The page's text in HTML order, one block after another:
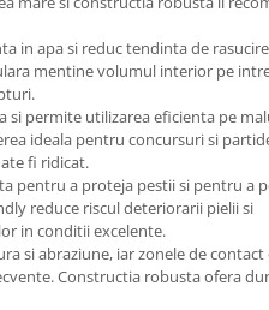
in apa si reduc tendinta de
mentine volumul interior pe
si permite utilizarea eficienta pe
ideala pentru concursuri si
fi ridicat.
pentru a proteja pestii si pentru a
reduce riscul deteriorarii pielii si
in conditii excelente.
si abraziune, iar zonele de contact
Constructia robusta ofera